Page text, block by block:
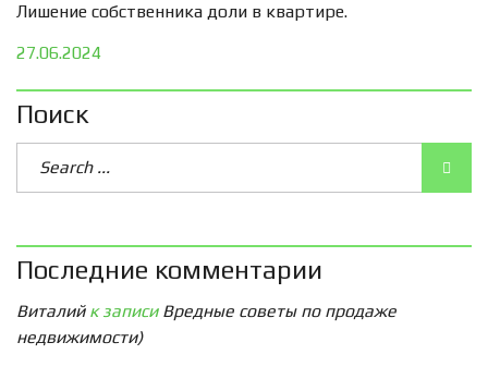
Лишение собственника доли в квартире.
27.06.2024
Поиск
Последние комментарии
Виталийк записи Вредные советы по продаже
недвижимости)